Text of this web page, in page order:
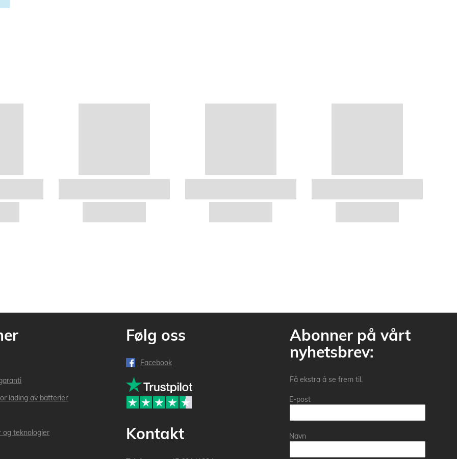
lading av batterier
og teknologier
Følg oss
Facebook
Kontakt
Abonner på vårt
nyhetsbrev:
Få ekstra å se frem til.
E-post
Navn